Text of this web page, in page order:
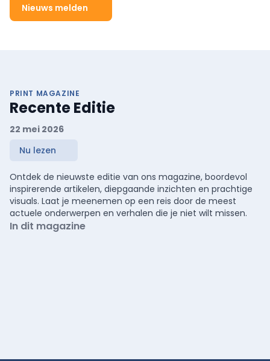
Nieuws melden
PRINT MAGAZINE
Recente Editie
22 mei 2026
Nu lezen
Ontdek de nieuwste editie van ons magazine, boordevol
inspirerende artikelen, diepgaande inzichten en prachtige
visuals. Laat je meenemen op een reis door de meest
actuele onderwerpen en verhalen die je niet wilt missen.
In dit magazine